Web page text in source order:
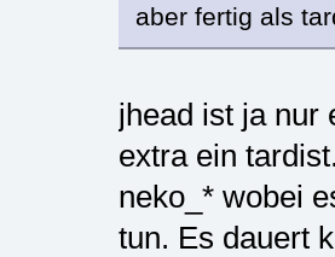
aber fertig als
jhead ist ja nur
extra ein
neko_* wobei
tun. Es dauert